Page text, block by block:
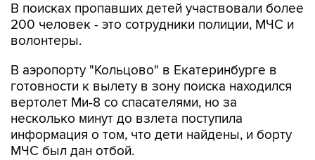
В поисках пропавших детей участвовали более
200 человек - это сотрудники полиции, МЧС и
волонтеры.
В аэропорту "Кольцово" в Екатеринбурге в
готовности к вылету в зону поиска находился
вертолет Ми-8 со спасателями, но за
несколько минут до взлета поступила
информация о том, что дети найдены, и борту
МЧС был дан отбой.